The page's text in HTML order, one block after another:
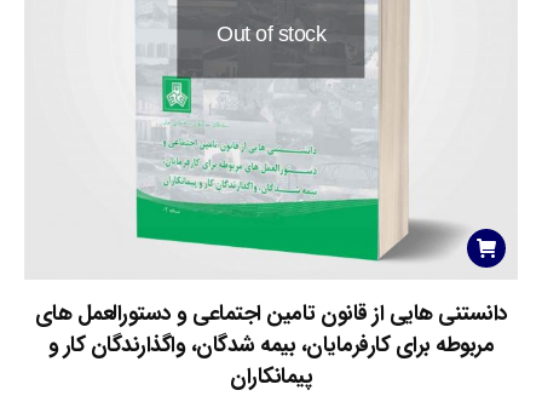
Out of stock
دانستنی هایی از قانون تامین اجتماعی و دستورالعمل های
مربوطه برای کارفرمایان، بیمه شدگان، واگذارندگان کار و
پیمانکاران